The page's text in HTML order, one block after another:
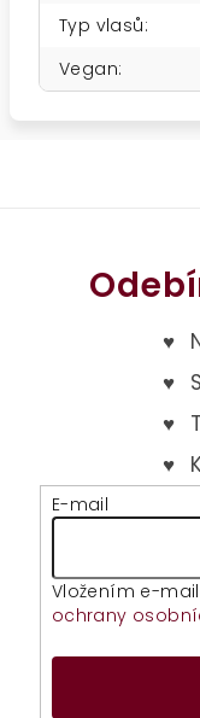
Typ vlasů:
Vegan:
E-mail
Vložením e-
ochrany